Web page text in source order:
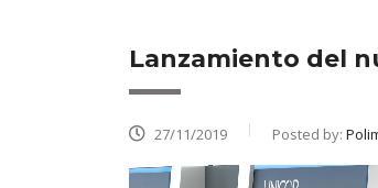
Lanzamiento del
27/11/2019 Posted by: